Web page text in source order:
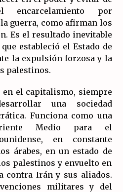
encarcelamiento por
guerra, como afirman los
Es el resultado inevitable
estableció el Estado de
la expulsión forzosa y la
palestinos.
en el capitalismo, siempre
una sociedad
Funciona como una
Medio para el
en constante
árabes, en un estado de
palestinos y envuelto en
contra Irán y sus aliados.
militares y del